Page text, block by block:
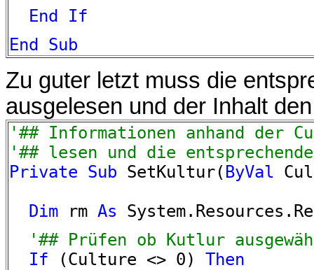
End
If
End
Sub
Zu guter letzt muss die
ausgelesen und der Inhalt
'## Informationen anhand der
'## lesen und die
Private Sub SetKultur(ByVal
Dim rm As
'## Prüfen ob Kutlur
If (Culture <> 0) Then